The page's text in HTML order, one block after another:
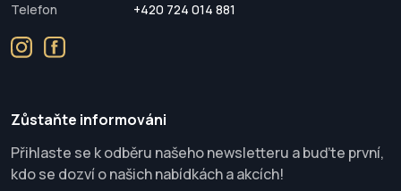
Telefon
+420 724 014 881
Zůstaňte informováni
Přihlaste se k odběru našeho newsletteru a buďte první,
kdo se dozví o našich nabídkách a akcích!